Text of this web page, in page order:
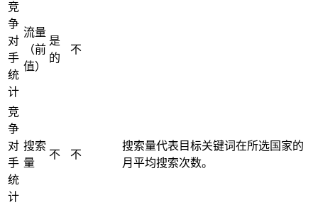
竞
争
对
手
统
计
流量
（前
值）
是
的
不
竞
争
对
手
统
计
搜索
量
不 不
搜索量代表目标关键词在所选国家的
月平均搜索次数。